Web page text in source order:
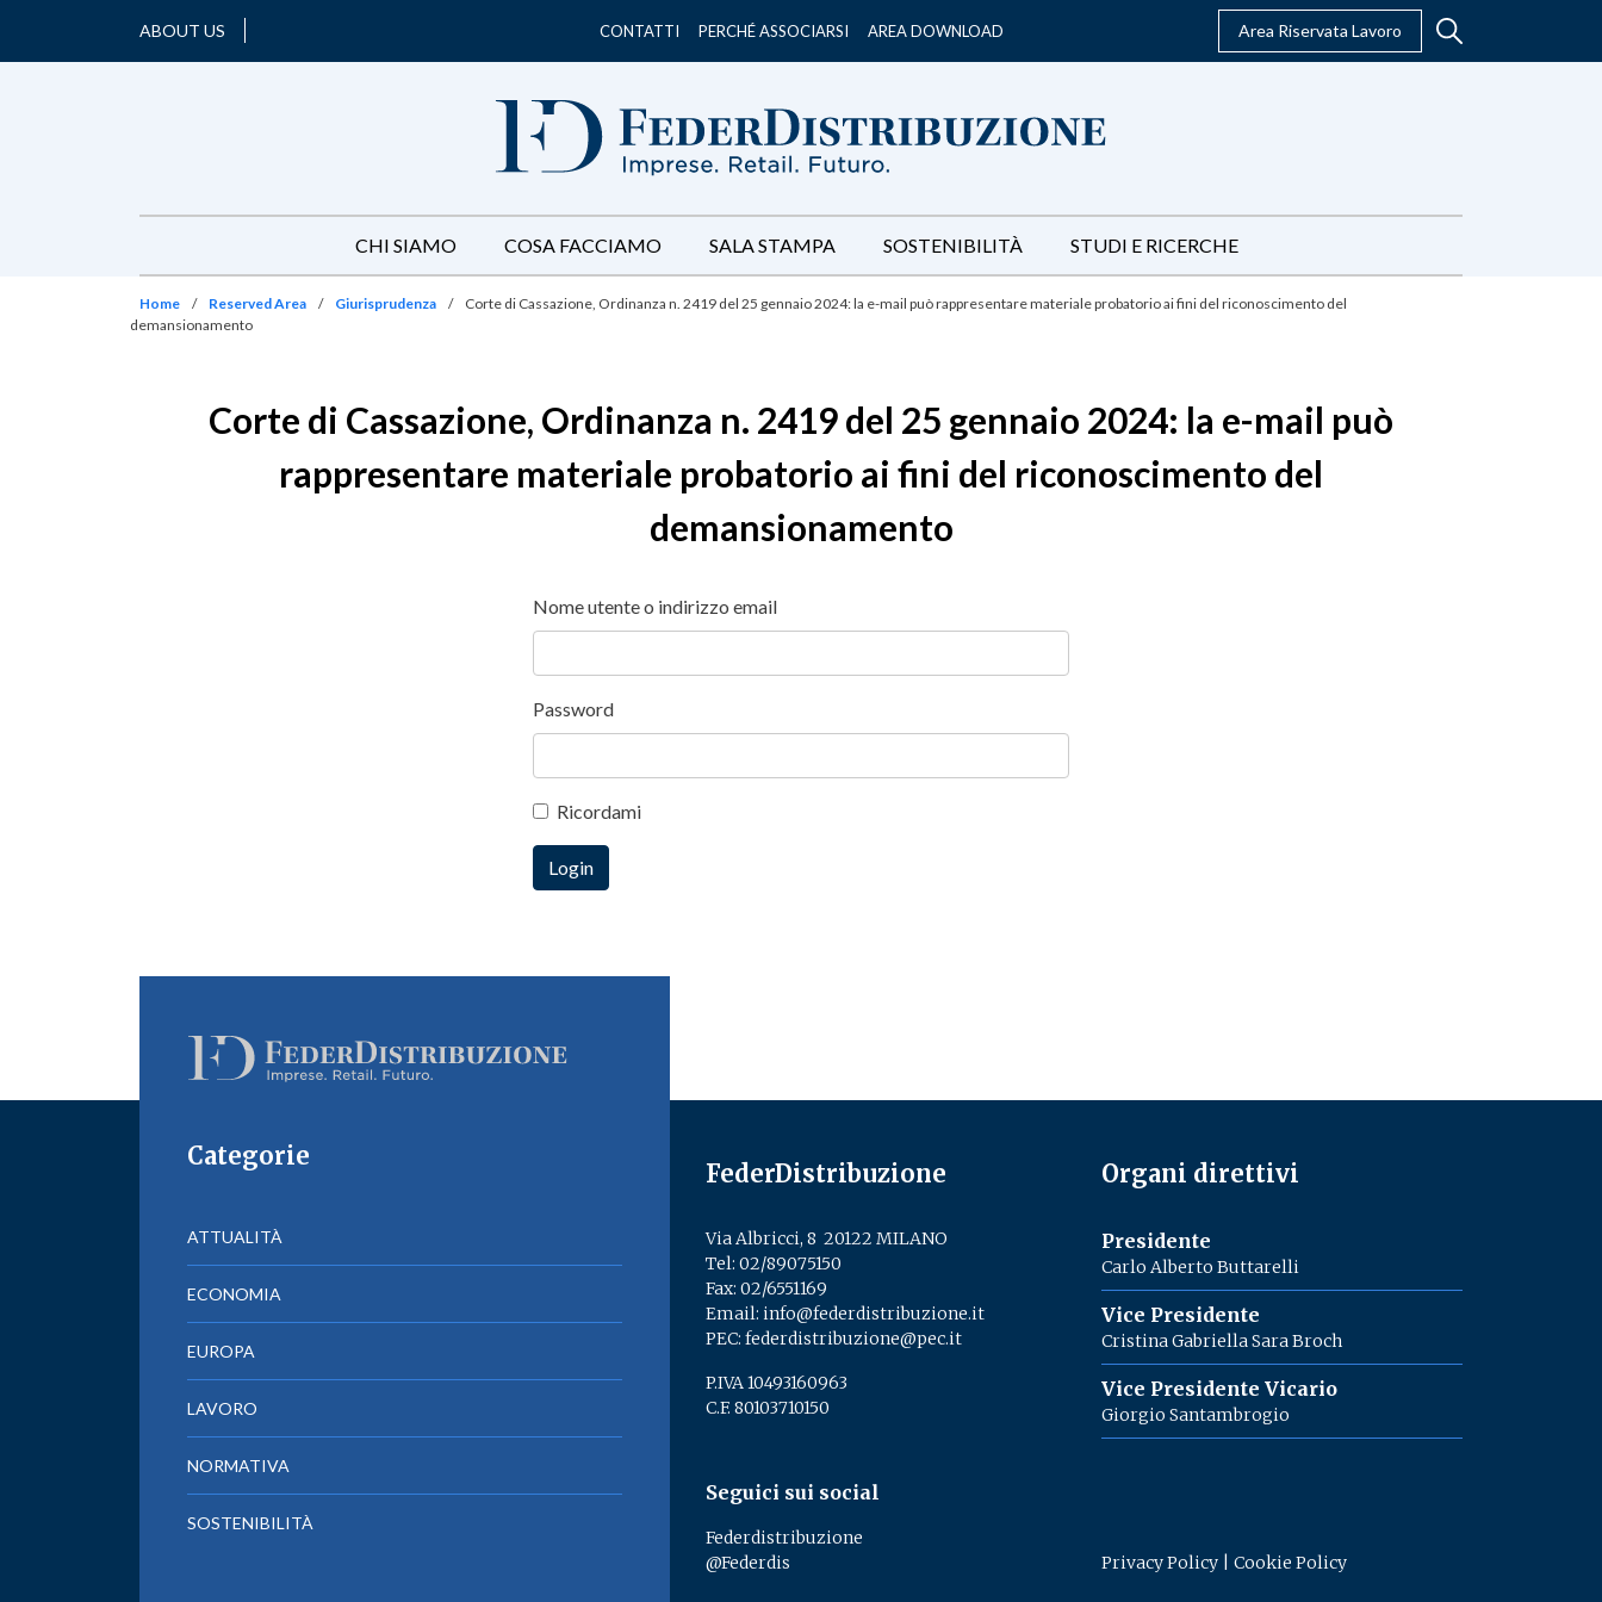
ABOUT US CONTATTI PERCHÉ ASSOCIARSI AREA DOWNLOAD Area Riservata Lavoro
CHI SIAMO COSA FACCIAMO SALA STAMPA SOSTENIBILITÀ STUDI E RICERCHE
Home / Reserved Area / Giurisprudenza /
Corte di Cassazione, Ordinanza n. 2419 del 25 gennaio 2024: la e-mail può rappresentare materiale probatorio ai fini del riconoscimento del
demansionamento
Corte di Cassazione, Ordinanza n. 2419 del 25 gennaio 2024: la e-mail può
rappresentare materiale probatorio ai fini del riconoscimento del
demansionamento
Nome utente o indirizzo email
Password
Ricordami
Categorie
ATTUALITÀ
ECONOMIA
EUROPA
LAVORO
NORMATIVA
SOSTENIBILITÀ
FederDistribuzione
Via Albricci, 8 ­ 20122 MILANO
Tel: 02/89075150
Fax: 02/6551169
Email: info@federdistribuzione.it
PEC: federdistribuzione@pec.it
P.IVA 10493160963
C.F. 80103710150
Seguici sui social
Federdistribuzione
@Federdis
Organi direttivi
Presidente
Carlo Alberto Buttarelli
Vice Presidente
Cristina Gabriella Sara Broch
Vice Presidente Vicario
Giorgio Santambrogio
Privacy Policy |Cookie Policy